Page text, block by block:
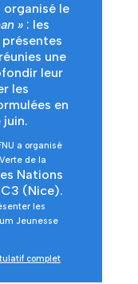
organisé le
»: les
une
leur
les
en
juin.
a organisé
de la
Nations
(Nice).
les
Jeunesse
complet